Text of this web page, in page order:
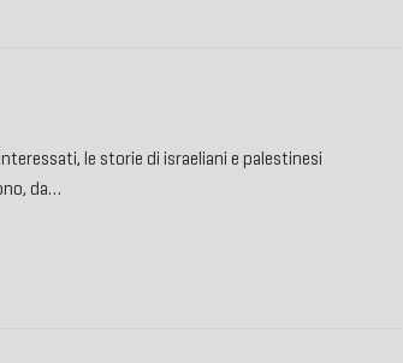
le storie di israeliani e palestinesi
da…